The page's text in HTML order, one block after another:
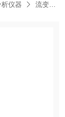
仪器 流变仪/粘度计